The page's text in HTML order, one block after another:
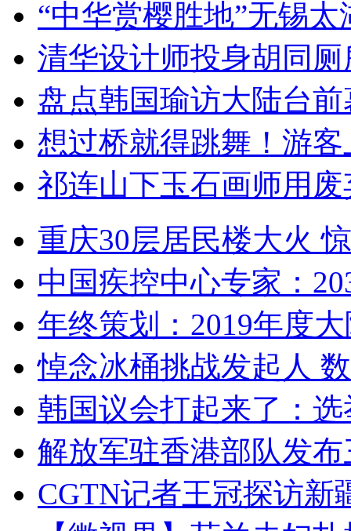
“中华赏樱胜地”无锡
清华设计师投身胡同
盘点韩国瑜访大陆台
想过桥就得跳舞！游客
祁连山下玉石画师用
重庆30层居民楼大火
中国疾控中心专家：
年终策划：2019年度
悼念冰桶挑战发起人
韩国议会打起来了：
解放军驻香港部队发
CGTN记者王冠探访新